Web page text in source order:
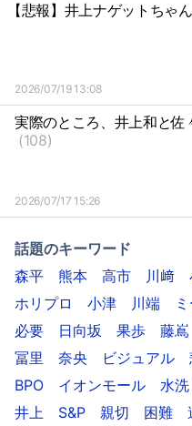
【悲報】井上ナゲットちゃ
2026/07/19 13:08
実際のところ、井上和と佐
(108)
2026/07/17 15:26
話題のキーワード
森平
熊本 高市 川﨑
ホリプロ
小津 川端
必要
日向坂 果歩 藤嶌
冨里
奈央 ビジュアル
BPO
イオンモール 水洗
井上
S&P 親切 困難